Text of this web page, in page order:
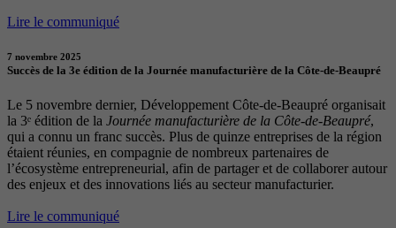
Lire le communiqué
7 novembre 2025
Succès de la 3e édition de la Journée manufacturière de la Côte-de-Beaupré
Le 5 novembre dernier, Développement Côte-de-Beaupré organisait
la 3ᵉ édition de la Journée manufacturière de la Côte-de-Beaupré,
qui a connu un franc succès. Plus de quinze entreprises de la région
étaient réunies, en compagnie de nombreux partenaires de
l’écosystème entrepreneurial, afin de partager et de collaborer autour
des enjeux et des innovations liés au secteur manufacturier.
Lire le communiqué